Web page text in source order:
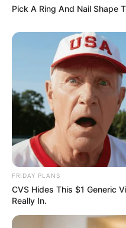
More
Post
navigation
Previous ArticlePrevious
article:
Havazik
Magyarországon! Már
10 cm hó esett
Pick A Ring And Nail Shape
FRIDAY PLANS
CVS Hides This $1 Generic
Really In.